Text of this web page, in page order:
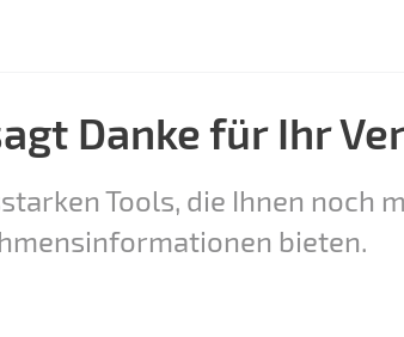
Danke für Ihr
Tools, die Ihnen noch
bieten.